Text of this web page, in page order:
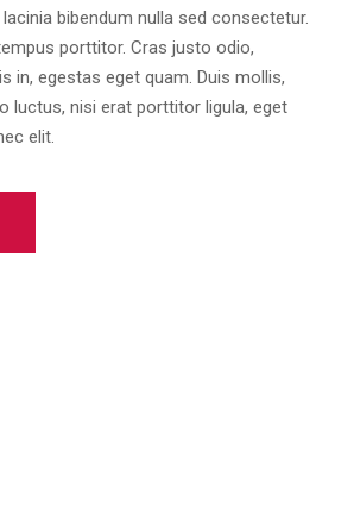
bibendum nulla sed consectetur.
porttitor. Cras justo odio,
in, egestas eget quam. Duis mollis,
luctus, nisi erat porttitor ligula, eget
elit.